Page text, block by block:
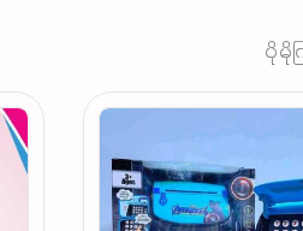
ပိုမို